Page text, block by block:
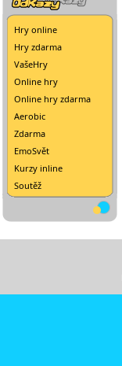
Hry online
Hry zdarma
VašeHry
Online hry
Online hry zdarma
Aerobic
Zdarma
EmoSvět
Kurzy inline
Soutěž